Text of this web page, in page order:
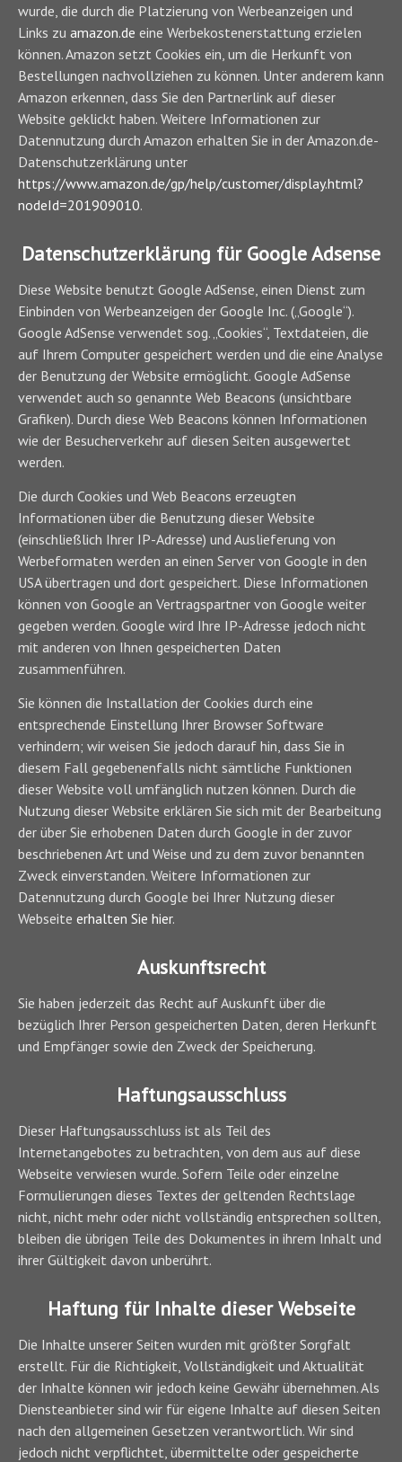
wurde, die durch die Platzierung von Werbeanzeigen und
Links zu amazon.de eine Werbekostenerstattung erzielen
können. Amazon setzt Cookies ein, um die Herkunft von
Bestellungen nachvollziehen zu können. Unter anderem kann
Amazon erkennen, dass Sie den Partnerlink auf dieser
Website geklickt haben. Weitere Informationen zur
Datennutzung durch Amazon erhalten Sie in der Amazon.de-
Datenschutzerklärung unter
https://www.amazon.de/gp/help/customer/display.html?
nodeId=201909010.
Datenschutzerklärung für Google Adsense
Diese Website benutzt Google AdSense, einen Dienst zum
Einbinden von Werbeanzeigen der Google Inc. („Google“).
Google AdSense verwendet sog. „Cookies“, Textdateien, die
auf Ihrem Computer gespeichert werden und die eine Analyse
der Benutzung der Website ermöglicht. Google AdSense
verwendet auch so genannte Web Beacons (unsichtbare
Grafiken). Durch diese Web Beacons können Informationen
wie der Besucherverkehr auf diesen Seiten ausgewertet
werden.
Die durch Cookies und Web Beacons erzeugten
Informationen über die Benutzung dieser Website
(einschließlich Ihrer IP-Adresse) und Auslieferung von
Werbeformaten werden an einen Server von Google in den
USA übertragen und dort gespeichert. Diese Informationen
können von Google an Vertragspartner von Google weiter
gegeben werden. Google wird Ihre IP-Adresse jedoch nicht
mit anderen von Ihnen gespeicherten Daten
zusammenführen.
Sie können die Installation der Cookies durch eine
entsprechende Einstellung Ihrer Browser Software
verhindern; wir weisen Sie jedoch darauf hin, dass Sie in
diesem Fall gegebenenfalls nicht sämtliche Funktionen
dieser Website voll umfänglich nutzen können. Durch die
Nutzung dieser Website erklären Sie sich mit der Bearbeitung
der über Sie erhobenen Daten durch Google in der zuvor
beschriebenen Art und Weise und zu dem zuvor benannten
Zweck einverstanden. Weitere Informationen zur
Datennutzung durch Google bei Ihrer Nutzung dieser
Webseite erhalten Sie hier.
Auskunftsrecht
Sie haben jederzeit das Recht auf Auskunft über die
bezüglich Ihrer Person gespeicherten Daten, deren Herkunft
und Empfänger sowie den Zweck der Speicherung.
Haftungsausschluss
Dieser Haftungsausschluss ist als Teil des
Internetangebotes zu betrachten, von dem aus auf diese
Webseite verwiesen wurde. Sofern Teile oder einzelne
Formulierungen dieses Textes der geltenden Rechtslage
nicht, nicht mehr oder nicht vollständig entsprechen sollten,
bleiben die übrigen Teile des Dokumentes in ihrem Inhalt und
ihrer Gültigkeit davon unberührt.
Haftung für Inhalte dieser Webseite
Die Inhalte unserer Seiten wurden mit größter Sorgfalt
erstellt. Für die Richtigkeit, Vollständigkeit und Aktualität
der Inhalte können wir jedoch keine Gewähr übernehmen. Als
Diensteanbieter sind wir für eigene Inhalte auf diesen Seiten
nach den allgemeinen Gesetzen verantwortlich. Wir sind
jedoch nicht verpflichtet, übermittelte oder gespeicherte